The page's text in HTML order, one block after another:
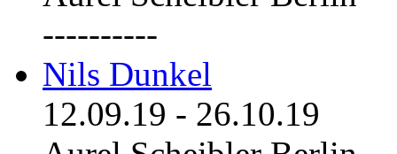
----------
Nils Dunkel
12.09.19 - 26.10.19